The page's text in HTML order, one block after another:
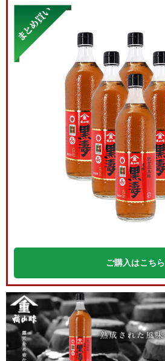
ご購入はこちら